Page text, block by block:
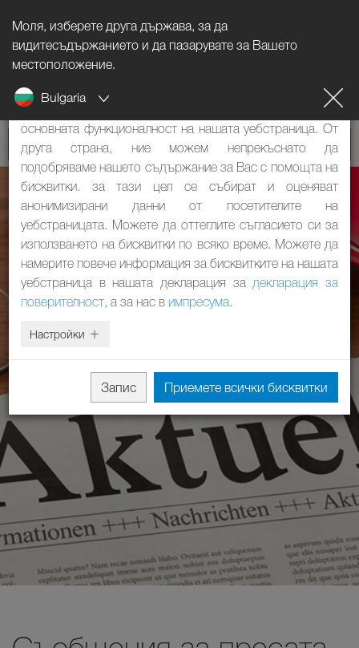
Моля, изберете друга държава, за да
видитесъдържанието и да пазарувате за Вашето
местоположение.
Bulgaria
Указание за бисквитките
Нашият уебстраница използва бисквитки. Те имат две
функции: От една страна, те са необходими за
основната функционалност на нашата уебстраница. От
друга страна, ние можем непрекъснато да
подобряваме нашето съдържание за Вас с помощта на
бисквитки. за тази цел се събират и оценяват
анонимизирани данни от посетителите на
уебстраницата. Можете да оттеглите съгласието си за
използването на бисквитки по всяко време. Можете да
намерите повече информация за бисквитките на нашата
уебстраница в нашата декларация за декларация за
поверителност, а за нас в импресума.
Настройки
Запис Приемете всички бисквитки